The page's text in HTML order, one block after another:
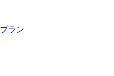
プラン